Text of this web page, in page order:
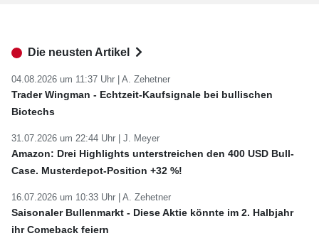
Die neusten Artikel
04.08.2026 um 11:37 Uhr | A. Zehetner
Trader Wingman - Echtzeit-Kaufsignale bei bullischen
Biotechs
31.07.2026 um 22:44 Uhr | J. Meyer
Amazon: Drei Highlights unterstreichen den 400 USD Bull-
Case. Musterdepot-Position +32 %!
16.07.2026 um 10:33 Uhr | A. Zehetner
Saisonaler Bullenmarkt - Diese Aktie könnte im 2. Halbjahr
ihr Comeback feiern